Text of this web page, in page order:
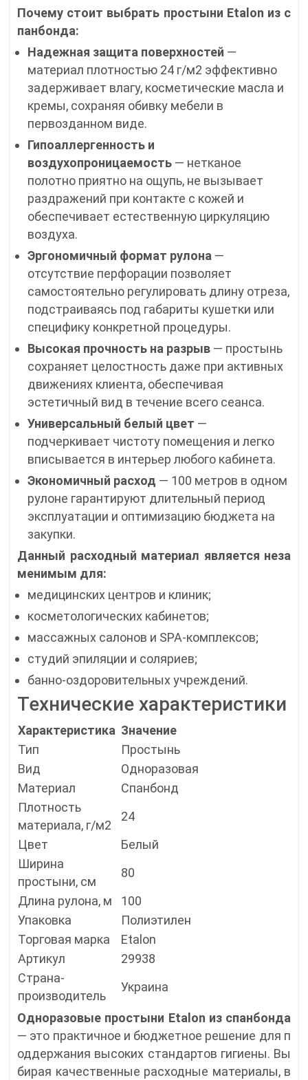
Почему стоит выбрать простыни Etalon из с
панбонда:
Надежная защита поверхностей —
материал плотностью 24 г/м2 эффективно
задерживает влагу, косметические масла и
кремы, сохраняя обивку мебели в
первозданном виде.
Гипоаллергенность и
воздухопроницаемость — нетканое
полотно приятно на ощупь, не вызывает
раздражений при контакте с кожей и
обеспечивает естественную циркуляцию
воздуха.
Эргономичный формат рулона —
отсутствие перфорации позволяет
самостоятельно регулировать длину отреза,
подстраиваясь под габариты кушетки или
специфику конкретной процедуры.
Высокая прочность на разрыв — простынь
сохраняет целостность даже при активных
движениях клиента, обеспечивая
эстетичный вид в течение всего сеанса.
Универсальный белый цвет —
подчеркивает чистоту помещения и легко
вписывается в интерьер любого кабинета.
Экономичный расход — 100 метров в одном
рулоне гарантируют длительный период
эксплуатации и оптимизацию бюджета на
закупки.
Данный расходный материал является неза
менимым для:
медицинских центров и клиник;
косметологических кабинетов;
массажных салонов и SPA-комплексов;
студий эпиляции и соляриев;
банно-оздоровительных учреждений.
Технические характеристики
Характеристика Значение
Тип
Простынь
Вид
Одноразовая
Материал
Спанбонд
Плотность
материала, г/м2
24
Цвет
Белый
Ширина
простыни, см
80
Длина рулона, м
100
Упаковка
Полиэтилен
Торговая марка
Etalon
Артикул
29938
Страна-
производитель
Украина
Одноразовые простыни Etalon из спанбонда
— это практичное и бюджетное решение для п
оддержания высоких стандартов гигиены. Вы
бирая качественные расходные материалы, в